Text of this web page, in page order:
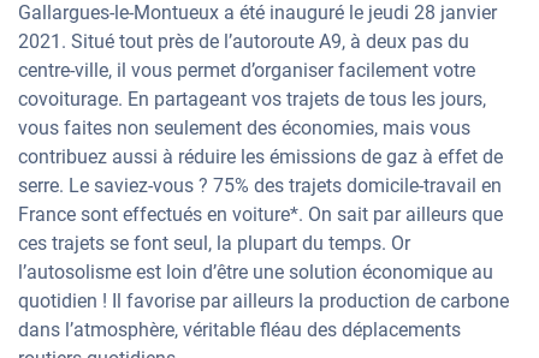
Gallargues-le-Montueux a été inauguré le jeudi 28 janvier
2021. Situé tout près de l’autoroute A9, à deux pas du
centre-ville, il vous permet d’organiser facilement votre
covoiturage. En partageant vos trajets de tous les jours,
vous faites non seulement des économies, mais vous
contribuez aussi à réduire les émissions de gaz à effet de
serre. Le saviez-vous ? 75% des trajets domicile-travail en
France sont effectués en voiture*. On sait par ailleurs que
ces trajets se font seul, la plupart du temps. Or
l’autosolisme est loin d’être une solution économique au
quotidien ! Il favorise par ailleurs la production de carbone
dans l’atmosphère, véritable fléau des déplacements